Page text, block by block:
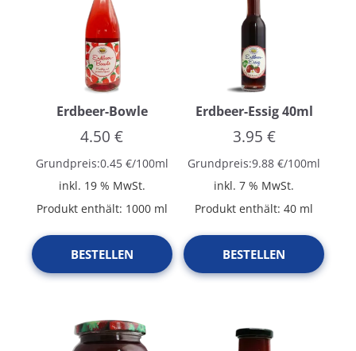
Erdbeer-Bowle
4.50€
Grundpreis:0.45 €/100ml
inkl. 19 % MwSt.
Produkt enthält: 1000 ml
BESTELLEN
Erdbeer-Essig 40ml
3.95 €
Grundpreis:9.88€/100ml
inkl. 7 % MwSt.
Produkt enthält: 40 ml
BESTELLEN